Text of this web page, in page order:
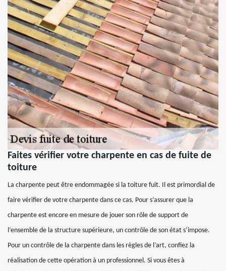
Faites vérifier votre charpente en cas de fuite de
toiture
La charpente peut être endommagée si la toiture fuit. Il est primordial de
faire vérifier de votre charpente dans ce cas. Pour s’assurer que la
charpente est encore en mesure de jouer son rôle de support de
l’ensemble de la structure supérieure, un contrôle de son état s’impose.
Pour un contrôle de la charpente dans les règles de l’art, confiez la
réalisation de cette opération à un professionnel. Si vous êtes à